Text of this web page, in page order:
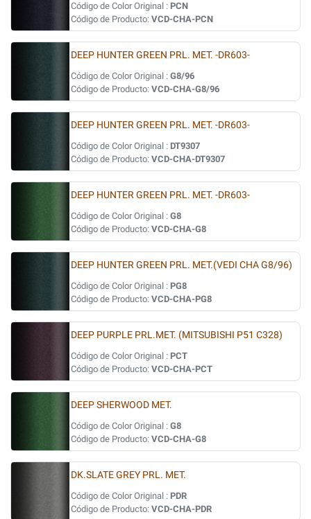
Código de Color Original : PCN
Código de Producto: VCD-CHA-PCN
DEEP HUNTER GREEN PRL. MET. -DR603-
Código de Color Original : G8/96
Código de Producto: VCD-CHA-G8/96
DEEP HUNTER GREEN PRL. MET. -DR603-
Código de Color Original : DT9307
Código de Producto: VCD-CHA-DT9307
DEEP HUNTER GREEN PRL. MET. -DR603-
Código de Color Original : G8
Código de Producto: VCD-CHA-G8
DEEP HUNTER GREEN PRL. MET.(VEDI CHA G8/96)
Código de Color Original : PG8
Código de Producto: VCD-CHA-PG8
DEEP PURPLE PRL.MET. (MITSUBISHI P51 C328)
Código de Color Original : PCT
Código de Producto: VCD-CHA-PCT
DEEP SHERWOOD MET.
Código de Color Original : G8
Código de Producto: VCD-CHA-G8
DK.SLATE GREY PRL. MET.
Código de Color Original : PDR
Código de Producto: VCD-CHA-PDR